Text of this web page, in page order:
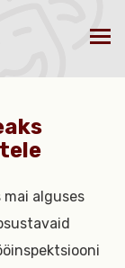
alguses